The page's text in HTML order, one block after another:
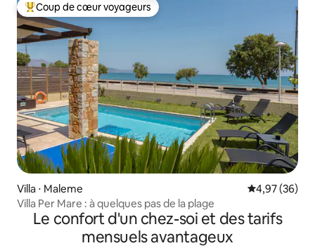
Coups de cœur voyageurs les plus appréciés
Coup de cœur voyageurs
Villa ⋅ Maleme Évaluation
4,97 (36)
Villa Per Mare : à quelques pas de la plage
Le confort d'un chez-soi et des tarifs
mensuels avantageux